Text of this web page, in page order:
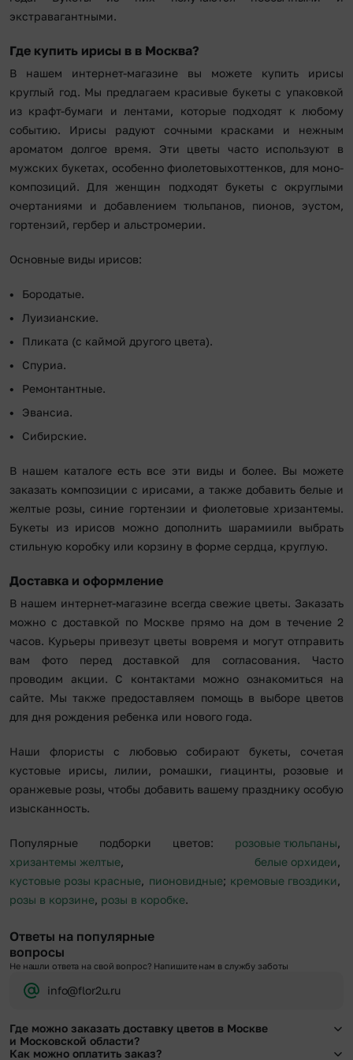
экстравагантными.
Где купить ирисы в в Москва?
В нашем интернет-магазине вы можете купить ирисы
круглый год. Мы предлагаем красивые букеты с упаковкой
из крафт-бумаги и лентами, которые подходят к любому
событию. Ирисы радуют сочными красками и нежным
ароматом долгое время. Эти цветы часто используют в
мужских букетах, особенно фиолетовыхоттенков, для моно-
композиций. Для женщин подходят букеты с округлыми
очертаниями и добавлением тюльпанов, пионов, эустом,
гортензий, гербер и альстромерии.
Основные виды ирисов:
Бородатые.
Луизианские.
Пликата (с каймой другого цвета).
Спуриа.
Ремонтантные.
Эвансиа.
Сибирские.
В нашем каталоге есть все эти виды и более. Вы можете
заказать композиции с ирисами, а также добавить белые и
желтые розы, синие гортензии и фиолетовые хризантемы.
Букеты из ирисов можно дополнить шарамиили выбрать
стильную коробку или корзину в форме сердца, круглую.
Доставка и оформление
В нашем интернет-магазине всегда свежие цветы. Заказать
можно с доставкой по Москве прямо на дом в течение 2
часов. Курьеры привезут цветы вовремя и могут отправить
вам фото перед доставкой для согласования. Часто
проводим акции. С контактами можно ознакомиться на
сайте. Мы также предоставляем помощь в выборе цветов
для дня рождения ребенка или нового года.
Наши флористы с любовью собирают букеты, сочетая
кустовые ирисы, лилии, ромашки, гиацинты, розовые и
оранжевые розы, чтобы добавить вашему празднику особую
изысканность.
Популярные подборки цветов: розовые тюльпаны,
хризантемы желтые, белые орхидеи,
кустовые розы красные, пионовидные; кремовые гвоздики,
розы в корзине, розы в коробке.
Ответы на популярные
вопросы
Не нашли ответа на свой вопрос? Напишите нам в службу заботы
info@flor2u.ru
Где можно заказать доставку цветов в Москве
и Московской области?
Как можно оплатить заказ?